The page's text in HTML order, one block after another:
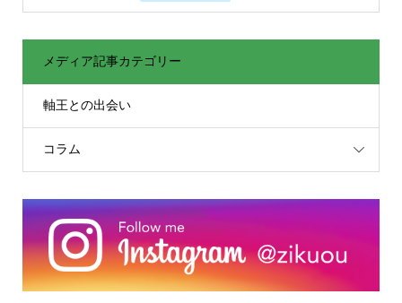
メディア記事カテゴリー
軸王との出会い
コラム